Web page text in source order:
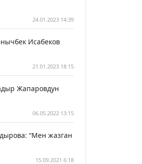
24.01.2023 14:39
Исабеков
21.01.2023 18:15
Жапаровдун
06.05.2022 13:15
“Мен жазган
15.09.2021 6:18